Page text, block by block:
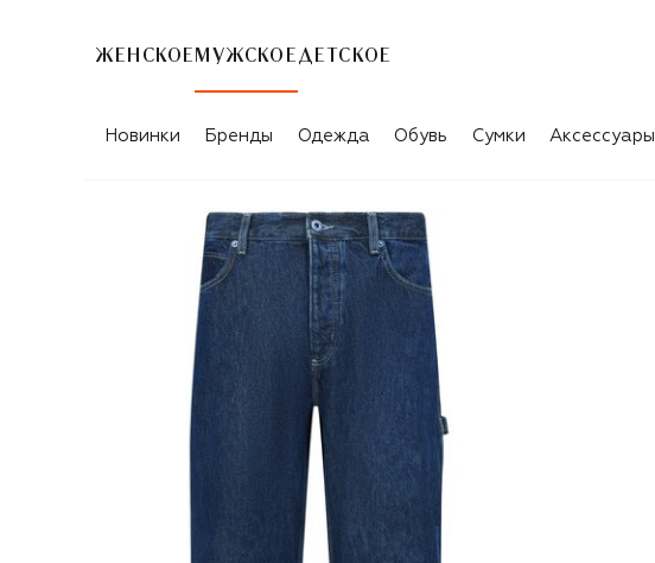
ЖЕНСКОЕ МУЖСКОЕ ДЕТСКОЕ
Новинки Бренды Одежда Обувь Сумки Аксессуары